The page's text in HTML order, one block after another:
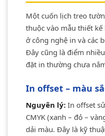
Một cuốn lịch treo
thuộc vào mẫu thiết
ở công nghệ in và các
Đây cũng là điểm
đặt in thường chưa
In offset – màu
Nguyên lý: In offset
CMYK (xanh – đỏ –
dải màu. Đây là kỹ